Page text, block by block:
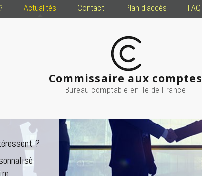
Actualités Contact Plan d'accès FAQ
Commissaire aux comptes
Bureau comptable en Ile de France
?